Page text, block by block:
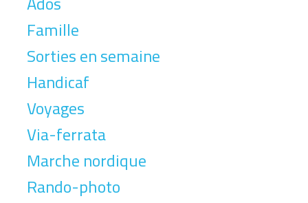
Famille
Sorties en semaine
Handicaf
Voyages
Via-ferrata
Marche nordique
Rando-photo